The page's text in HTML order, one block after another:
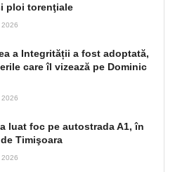
ploi torenţiale
2026
a Integrității a fost adoptată,
care îl vizează pe Dominic
2026
luat foc pe autostrada A1, în
Timişoara
2026